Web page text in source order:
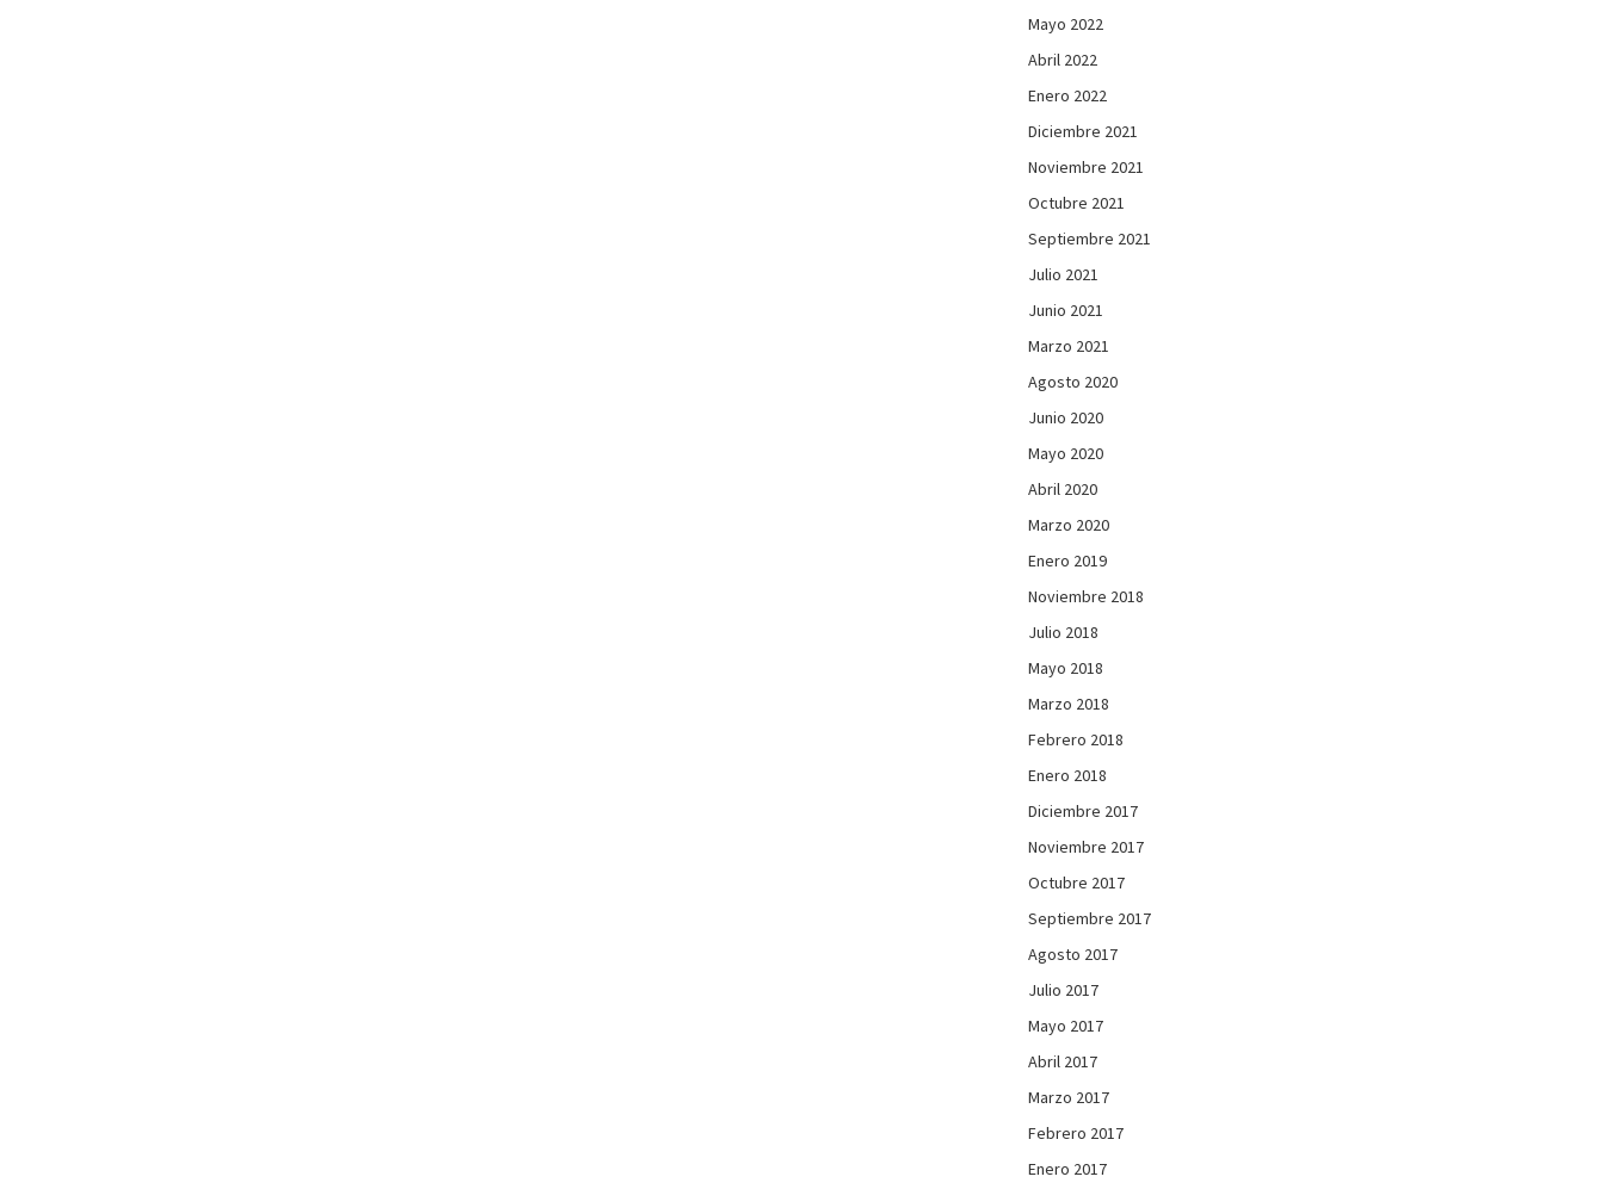
Mayo 2022
Abril 2022
Enero 2022
Diciembre 2021
Noviembre 2021
Octubre 2021
Septiembre 2021
Julio 2021
Junio 2021
Marzo 2021
Agosto 2020
Junio 2020
Mayo 2020
Abril 2020
Marzo 2020
Enero 2019
Noviembre 2018
Julio 2018
Mayo 2018
Marzo 2018
Febrero 2018
Enero 2018
Diciembre 2017
Noviembre 2017
Octubre 2017
Septiembre 2017
Agosto 2017
Julio 2017
Mayo 2017
Abril 2017
Marzo 2017
Febrero 2017
Enero 2017